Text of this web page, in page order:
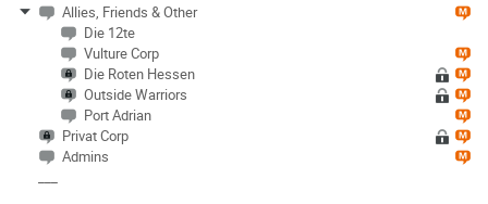
Allies, Friends & Other
Die 12te
Vulture Corp
Die Roten Hessen
Outside Warriors
Port Adrian
Privat Corp
Admins